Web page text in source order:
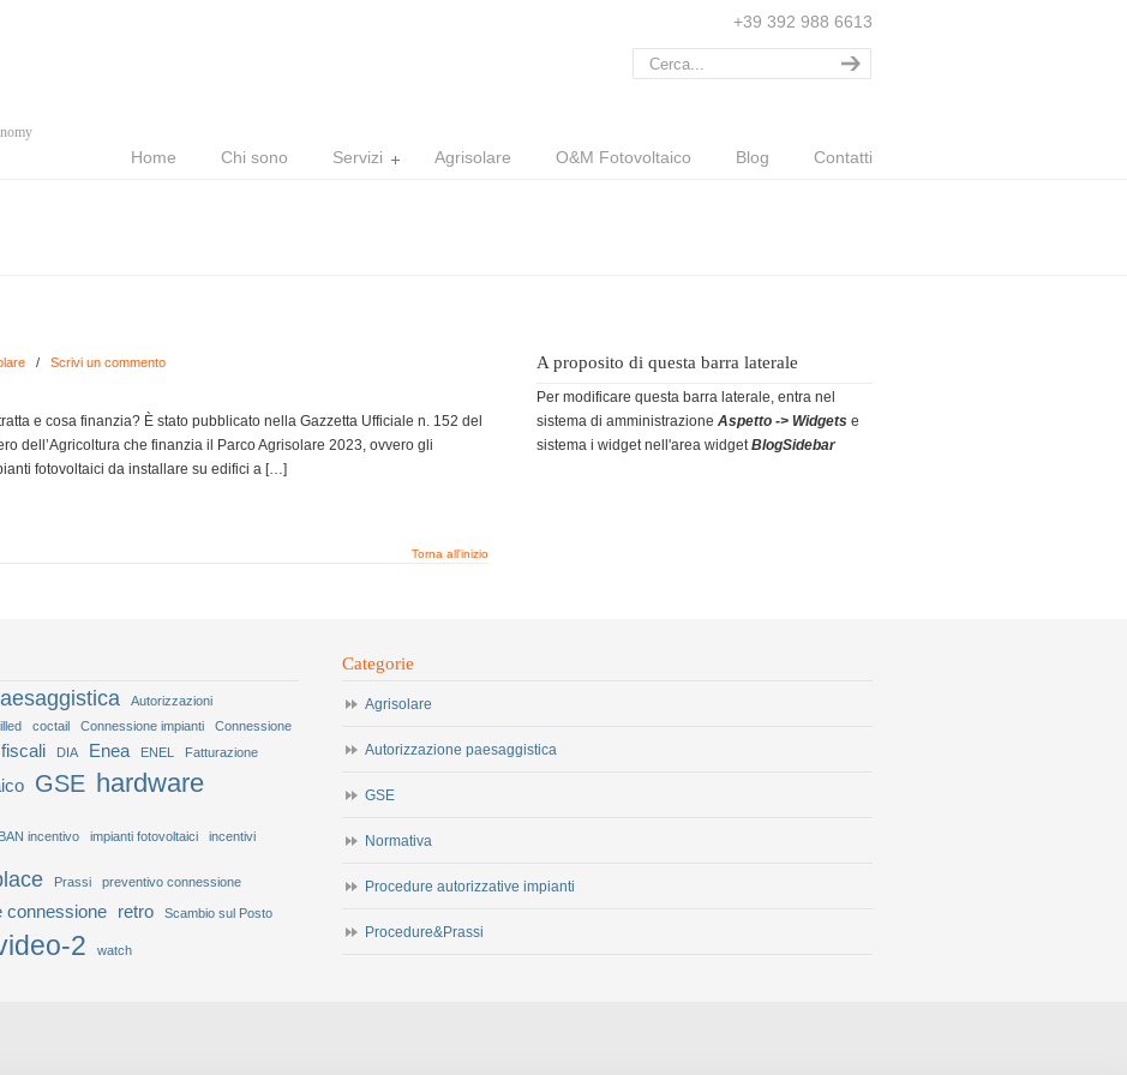
+39 392 988 6613
Home Chi sono Servizi Agrisolare O&M Fotovoltaico Blog Contatti
/ Scrivi un commento
e cosa finanzia? È stato pubblicato nella Gazzetta Ufficiale n. 152 del
dell’Agricoltura che finanzia il Parco Agrisolare 2023, ovvero gli
fotovoltaici da installare su edifici a […]
Torna all'inizio
A proposito di questa barra laterale
Per modificare questa barra laterale, entra nel
sistema di amministrazione Aspetto -> Widgets e
sistema i widget nell'area widgetBlogSidebar
Autorizzazioni
coctail Connessione impianti
Connessione
DIA Enea ENEL Fatturazione
GSE hardware
incentivo impianti fotovoltaici incentivi
Prassi preventivo connessione
connessione retro Scambio sul Posto
2 watch
Categorie
Agrisolare
Autorizzazione paesaggistica
GSE
Normativa
Procedure autorizzative impianti
Procedure&Prassi